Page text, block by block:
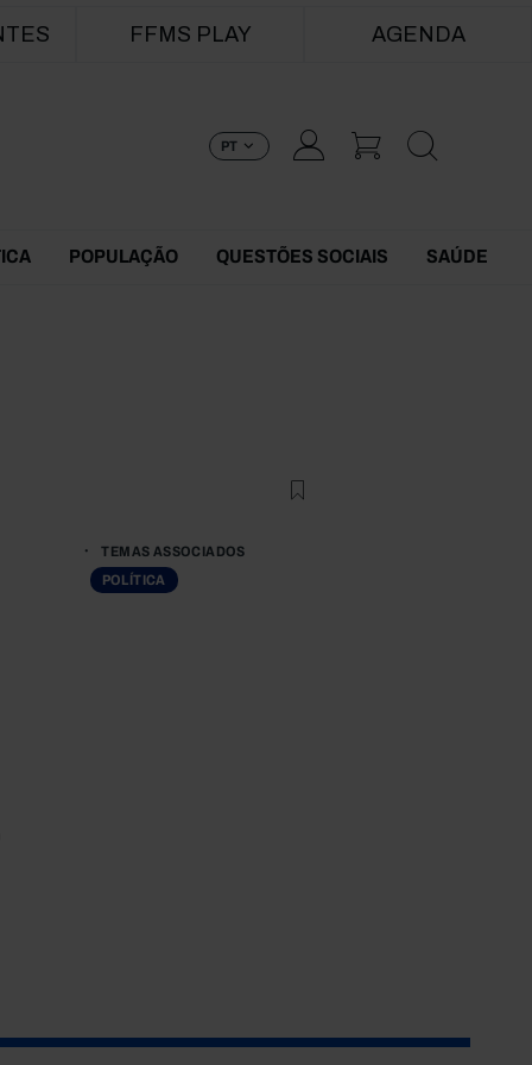
FFMS PLAY AGENDA
PT
POPULAÇÃO QUESTÕES SOCIAIS SAÚDE
TEMAS ASSOCIADOS
POLÍTICA